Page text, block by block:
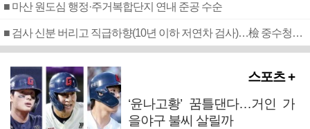
■ 마산 원도심 행정·주거복합단지 연내 준공 수순
■ 검사 신분 버리고 직급하향(10년 이하 저연차 검사)…檢 중수청행 기피
스포츠 +
‘윤나고황’ 꿈틀댄다…거인 가
을야구 불씨 살릴까